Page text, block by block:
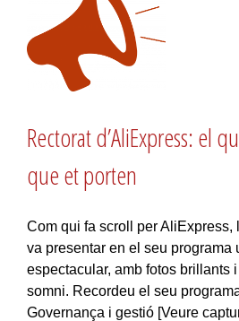
Rectorat d’AliExpress: el
que et porten
Com qui fa scroll per AliExpress,
va presentar en el seu programa
espectacular, amb fotos brillants
somni. Recordeu el seu
Governança i gestió [Veure